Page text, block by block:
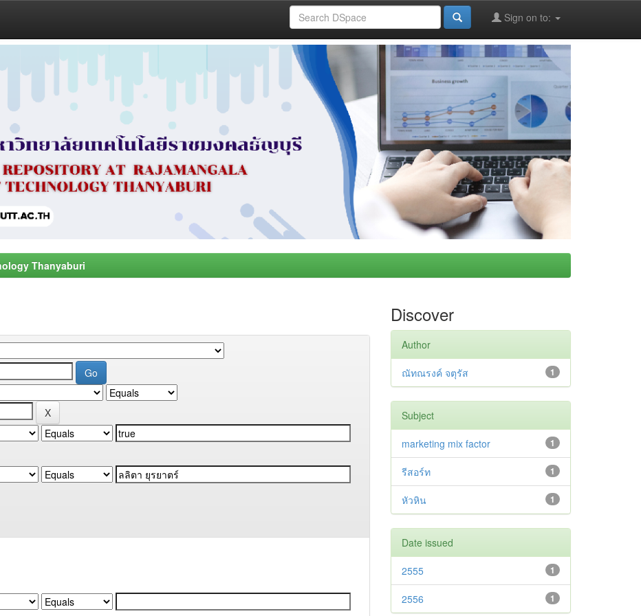
Sign on to:
Thanyaburi
Discover
Author
1
ณัทณรงค์ จตุรัส
Subject
1
marketing mix factor
1
รีสอร์ท
1
หัวหิน
Date issued
1
2555
1
2556